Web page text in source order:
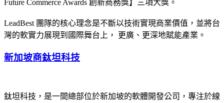
Future Commerce Awards 創新商務獎】三項大獎。
LeadBest 團隊的核心理念是不斷以技術實現商業價值，並將台
灣的軟實力展現到國際舞台上， 更廣、更深地賦能產業。
新加坡商鈦坦科技
鈦坦科技，是⼀間總部位於新加坡的軟體開發公司，專注於線